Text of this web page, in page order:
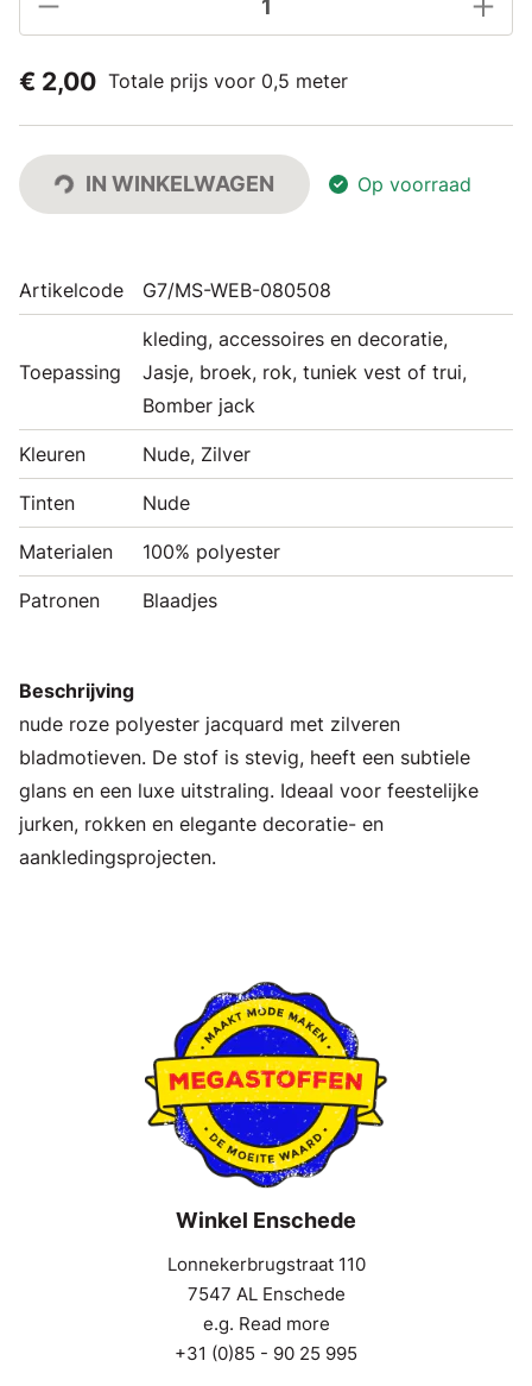
€ 2,00 Totale prijs voor 0,5 meter
IN WINKELWAGEN Op voorraad
Artikelcode G7/MS-WEB-080508
Toepassing
kleding, accessoires en decoratie,
Jasje, broek, rok, tuniek vest of trui,
Bomber jack
Kleuren Nude, Zilver
Tinten Nude
Materialen 100% polyester
Patronen Blaadjes
Beschrijving
nude roze polyester jacquard met zilveren
bladmotieven. De stof is stevig, heeft een subtiele
glans en een luxe uitstraling. Ideaal voor feestelijke
jurken, rokken en elegante decoratie- en
aankledingsprojecten.
Winkel Enschede
Lonnekerbrugstraat 110
7547 AL Enschede
e.g. Read more
+31 (0)85 - 90 25 995